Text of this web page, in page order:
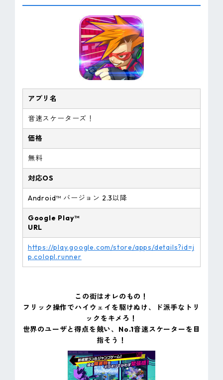
アプリ名
音速スケーターズ！
価格
無料
対応OS
Android™ バージョン 2.3以降
Google Play™
URL
https://play.google.com/store/apps/details?id=j
p.colopl.runner
この街はオレのもの！
フリック操作でハイウェイを駆けぬけ、ド派手なトリ
ックをキメろ！
世界のユーザと得点を競い、No.1音速スケーターを目
指そう！